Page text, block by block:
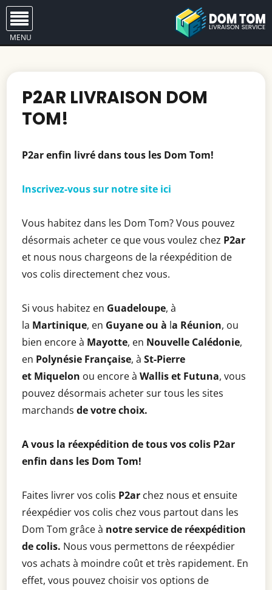
MENU
P2AR LIVRAISON DOM
TOM!
P2ar enfin livré dans tous les Dom Tom!
Inscrivez-vous sur notre site ici
Vous habitez dans les Dom Tom? Vous pouvez
désormais acheter ce que vous voulez chez P2ar
et nous nous chargeons de la réexpédition de
vos colis directement chez vous.
Si vous habitez en Guadeloupe, à
la Martinique, en Guyane ou à la Réunion, ou
bien encore à Mayotte, en Nouvelle Calédonie,
en Polynésie Française, àSt-Pierre
et Miquelon ou encore àWallis et Futuna, vous
pouvez désormais acheter sur tous les sites
marchands de votre choix.
A vous la réexpédition de tous vos colis P2ar
enfin dans les Dom Tom!
Faites livrer vos colis P2ar chez nous et ensuite
réexpédier vos colis chez vous partout dans les
Dom Tom grâce à notre service de réexpédition
de colis. Nous vous permettons de réexpédier
vos achats à moindre coût et très rapidement. En
effet, vous pouvez choisir vos options de